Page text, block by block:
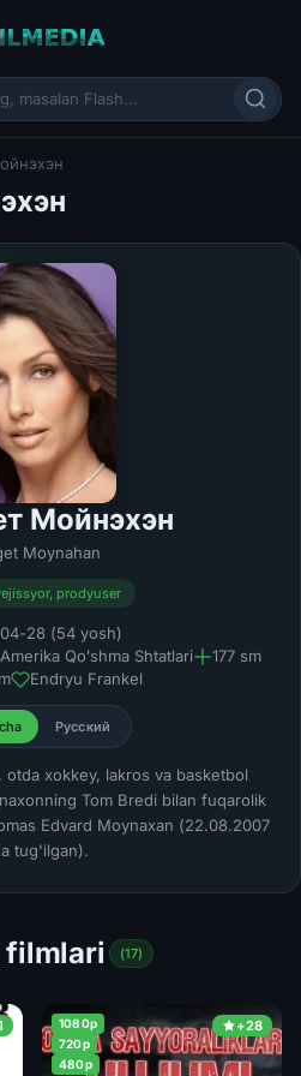
Мойнэхэн
Moynahan
prodyuser
04-28 (54 yosh)
Qoʻshma Shtatlari
177 sm
Endryu Frankel
Русский
xokkey, lakros va basketbol
Tom Bredi bilan fuqarolik
Edvard Moynaxan (22.08.2007
tug'ilgan).
filmlari (17)
+28
1080p
720p
480p